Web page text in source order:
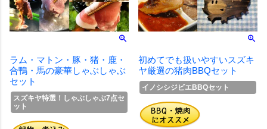
ラム・マトン・豚・猪・鹿・
合鴨・馬の豪華しゃぶしゃぶ
セット
スズキヤ特選！しゃぶしゃぶ7点セ
ット
初めてでも扱いやすいスズキ
ヤ厳選の猪肉BBQセット
イノシシジビエBBQセット